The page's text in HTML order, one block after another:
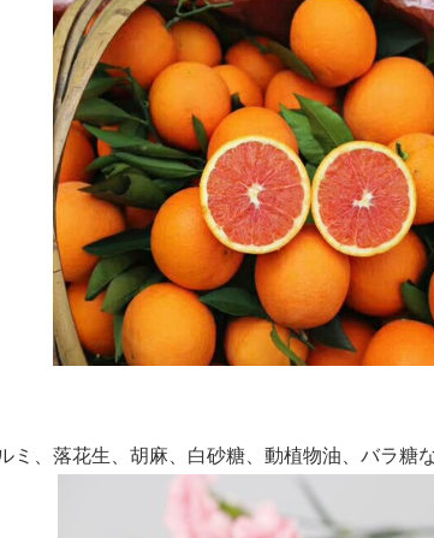
ミ、落花生、胡麻、白砂糖、動植物油、バラ糖